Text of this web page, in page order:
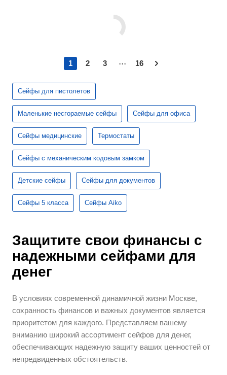
1 2 3 ... 16
Сейфы для пистолетов
Маленькие несгораемые сейфы Сейфы для офиса
Сейфы медицинские Термостаты
Сейфы с механическим кодовым замком
Детские сейфы Сейфы для документов
Сейфы 5 класса Сейфы Aiko
Защитите свои финансы с
надежными сейфами для
денег
В условиях современной динамичной жизни Москве,
сохранность финансов и важных документов является
приоритетом для каждого. Представляем вашему
вниманию широкий ассортимент сейфов для денег,
обеспечивающих надежную защиту ваших ценностей от
непредвиденных обстоятельств.